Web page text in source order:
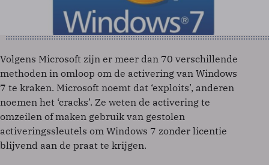
Volgens Microsoft zijn er meer dan 70 verschillende
methoden in omloop om de activering van Windows
7 te kraken. Microsoft noemt dat ‘exploits’, anderen
noemen het ‘cracks’. Ze weten de activering te
omzeilen of maken gebruik van gestolen
activeringssleutels om Windows 7 zonder licentie
blijvend aan de praat te krijgen.